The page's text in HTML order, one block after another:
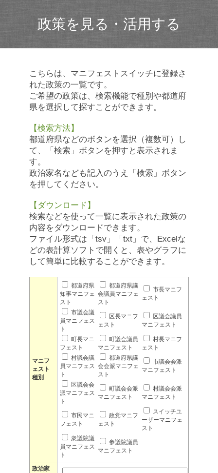
政策を見る・活用する
こちらは、マニフェストスイッチに登録さ
れた政策の一覧です。
ご希望の政策は、検索機能で種別や都道府
県を選択して探すことができます。
【検索方法】
都道府県などのボタンを選択（複数可）し
て、「検索」ボタンを押すと表示されま
す。
政治家名なども記入のうえ「検索」ボタン
を押してください。
【ダウンロード】
検索などを使って一覧に表示された政策の
内容をダウンロードできます。
ファイル形式は「tsv」「txt」で、Excelな
どの表計算ソフトで開くと、表やグラフに
して簡単に比較することができます。
マニフ
ェスト
種別
都道府県
知事マニフェ
スト
都道府県議
会議員マニフェ
スト
市長マニフ
ェスト
市議会議
員マニフェス
ト
区長マニフ
ェスト
区議会議員
マニフェスト
町長マニ
フェスト
町議会議員
マニフェスト
村長マニフ
ェスト
村議会議
員マニフェス
ト
都道府県議
会会派マニフェ
スト
市議会会派
マニフェスト
区議会会
派マニフェス
ト
町議会会派
マニフェスト
村議会会派
マニフェスト
市民マニ
フェスト
政党マニフ
ェスト
スイッチユ
ーザーマニフェ
スト
衆議院議
員マニフェス
ト
参議院議員
マニフェスト
政治家